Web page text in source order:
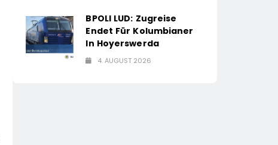
BPOLI LUD: Zugreise
Endet Für Kolumbianer
In Hoyerswerda
4. AUGUST 2026